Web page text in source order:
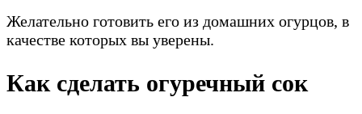
Желательно готовить его из домашних огурцов, в
качестве которых вы уверены.
Как сделать огуречный сок